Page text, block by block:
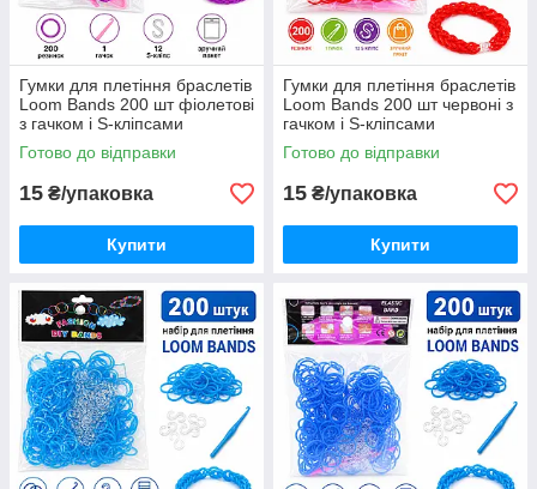
Гумки для плетіння браслетів
Loom Bands 200 шт фіолетові
з гачком і S-кліпсами
Готово до відправки
15 ₴/упаковка
Купити
Гумки для плетіння браслетів
Loom Bands 200 шт червоні з
гачком і S-кліпсами
Готово до відправки
15 ₴/упаковка
Купити